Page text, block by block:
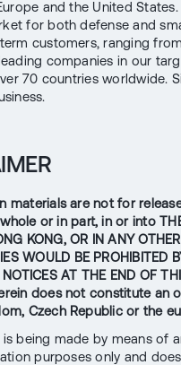
and the United
for both defense and
customers, ranging
companies in our
70 countries worldwide.
materials are not for
or in part, in or into
KONG, OR IN ANY
WOULD BE PROHIBITED
NOTICES AT THE END OF
does not constitute an
Czech Republic or the
being made by means of
purposes only and